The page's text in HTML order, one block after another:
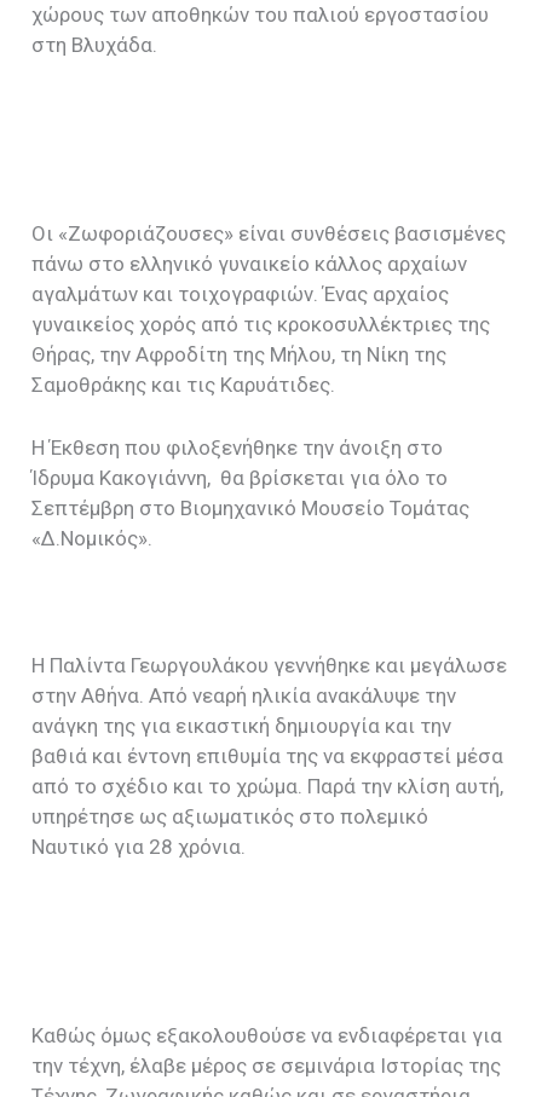
χώρους των αποθηκών του παλιού εργοστασίου
στη Βλυχάδα.
Οι «Ζωφοριάζουσες» είναι συνθέσεις βασισμένες
πάνω στο ελληνικό γυναικείο κάλλος αρχαίων
αγαλμάτων και τοιχογραφιών. Ένας αρχαίος
γυναικείος χορός από τις κροκοσυλλέκτριες της
Θήρας, την Αφροδίτη της Μήλου, τη Νίκη της
Σαμοθράκης και τις Καρυάτιδες.
Η Έκθεση που φιλοξενήθηκε την άνοιξη στο
Ίδρυμα Κακογιάννη, θα βρίσκεται για όλο το
Σεπτέμβρη στο Βιομηχανικό Μουσείο Τομάτας
«Δ.Νομικός».
Η Παλίντα Γεωργουλάκου γεννήθηκε και μεγάλωσε
στην Αθήνα. Από νεαρή ηλικία ανακάλυψε την
ανάγκη της για εικαστική δημιουργία και την
βαθιά και έντονη επιθυμία της να εκφραστεί μέσα
από το σχέδιο και το χρώμα. Παρά την κλίση αυτή,
υπηρέτησε ως αξιωματικός στο πολεμικό
Ναυτικό για 28 χρόνια.
Καθώς όμως εξακολουθούσε να ενδιαφέρεται για
την τέχνη, έλαβε μέρος σε σεμινάρια Ιστορίας της